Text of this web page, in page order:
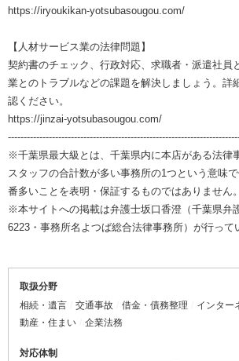
https://iryoukikan-yotsubasougou.com/
【人材サービス業の法律問題】
契約書のチェック、行政対応、求職者・派遣社員
業とのトラブルなどの課題を解決しましょう。詳
認ください。
https://jinzai-yotsubasougou.com/
※千葉県最大級とは、千葉県内に本店がある法律
スタッフの合計数が多い事務所の1つという意味
番多いことを表明・保証するものではありません。
※本サイトへの掲載は弁護士坂口香澄（千葉県弁
6223・事務所名よつば総合法律事務所）が行って
取扱分野
相続・遺言
交通事故 借金・債務整理 インター
動産・住まい
企業法務
対応体制